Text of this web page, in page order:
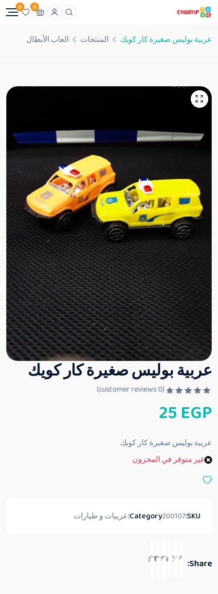
0
0
عربية بوليس صغيرة كار كويك المنتجات العاب الأبطال
عربية بوليس صغيرة كار كويك
م
ا
ي
م
ن
(
0
25EGP
عربية بوليس صغيرة كار كويك
غير متوفر في المخزون
SKU:
200107
Category: عربيات و طيارات
Share: